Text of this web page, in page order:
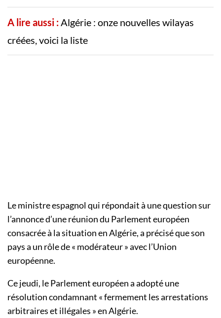
A lire aussi :Algérie : onze nouvelles wilayas
créées, voici la liste
Le ministre espagnol qui répondait à une question sur
l’annonce d’une réunion du Parlement européen
consacrée à la situation en Algérie, a précisé que son
pays a un rôle de « modérateur » avec l’Union
européenne.
Ce jeudi, le Parlement européen a adopté une
résolution condamnant « fermement les arrestations
arbitraires et illégales » en Algérie.